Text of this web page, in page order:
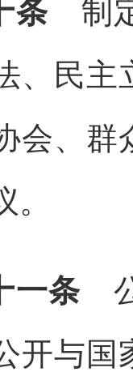
条制定
、民主
会、群
一条
开与国